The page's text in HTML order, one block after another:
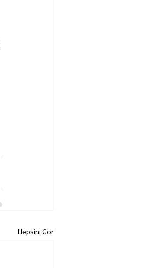
Hepsini Gör